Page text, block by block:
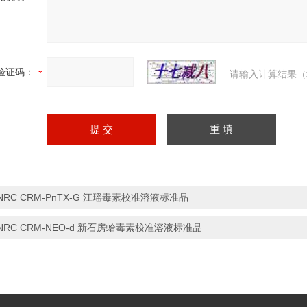
证码： 请输入计算结果
CRM-PnTX-G 江瑶毒素校准溶液标准品
CRM-NEO-d 新石房蛤毒素校准溶液标准品